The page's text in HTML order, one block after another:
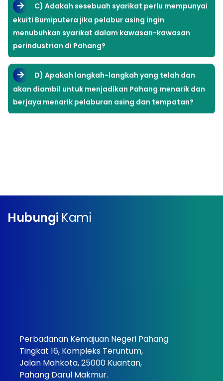
C) Adakah sesebuah syarikat perlu mempunyai
ekuiti Bumiputera jika pelabur asing ingin
menubuhkan syarikat dalam kawasan-kawasan
perindustrian di Pahang?
D) Apakah langkah-langkah yang telah dan
akan diambil untuk menjadikan Pahang menarik dan
berjaya menarik pelaburan asing dan tempatan?
Hubungi Kami
Perbadanan Kemajuan Negeri Pahang
Tingkat 16, Kompleks Teruntum,
Jalan Mahkota, 25000 Kuantan,
Pahang Darul Makmur.